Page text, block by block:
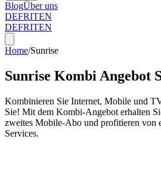
BlogÜber uns
DEFRITEN
DEFRITEN
Home/Sunrise
Sunrise Kombi Angebot
Kombinieren Sie Internet, Mobile und
Sie! Mit dem Kombi-Angebot erhalten
zweites Mobile-Abo und profitieren von
Services.